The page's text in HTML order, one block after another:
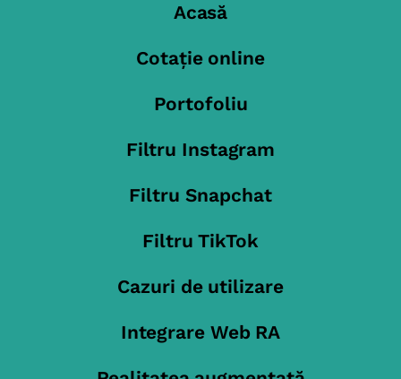
Acasă
Cotație online
Portofoliu
Filtru Instagram
Filtru Snapchat
Filtru TikTok
Cazuri de utilizare
Integrare Web RA